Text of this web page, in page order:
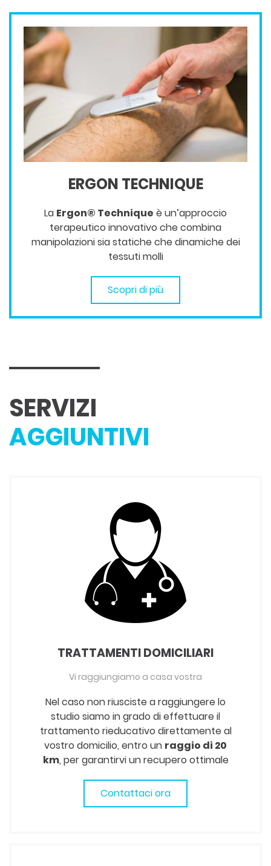
ERGON TECHNIQUE
La Ergon® Technique è un’approccio
terapeutico innovativo che combina
manipolazioni sia statiche che dinamiche dei
tessuti molli
Scopri di più
SERVIZI
AGGIUNTIVI
TRATTAMENTI DOMICILIARI
Vi raggiungiamo a casa vostra
Nel caso non riusciste a raggiungere lo
studio siamo in grado di effettuare il
trattamento rieducativo direttamente al
vostro domicilio, entro un raggio di 20
km, per garantirvi un recupero ottimale
Contattaci ora